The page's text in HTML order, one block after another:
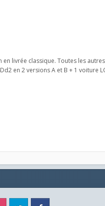
livrée classique. Toutes les
en 2 versions A et B + 1 voiture